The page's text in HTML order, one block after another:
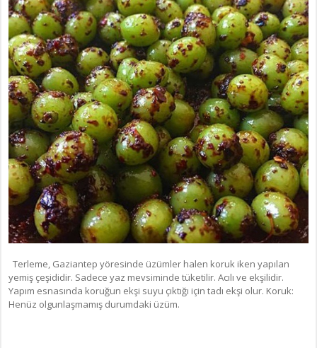
Terleme, Gaziantep yöresinde üzümler halen koruk iken yapılan
yemiş çeşididir. Sadece yaz mevsiminde tüketilir. Acılı ve ekşilidir.
Yapım esnasında koruğun ekşi suyu çıktığı için tadı ekşi olur. Koruk:
Henüz olgunlaşmamış durumdaki üzüm.